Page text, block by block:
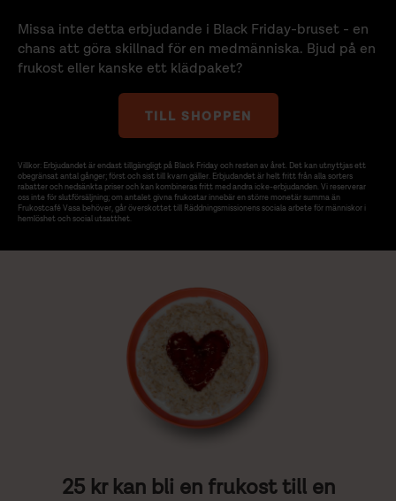
Missa inte detta erbjudande i Black Friday-bruset - en
chans att göra skillnad för en medmänniska. Bjud på en
frukost eller kanske ett klädpaket?
TILL SHOPPEN
Villkor: Erbjudandet är endast tillgängligt på Black Friday och resten av året. Det kan utnyttjas ett
obegränsat antal gånger; först och sist till kvarn gäller. Erbjudandet är helt fritt från alla sorters
rabatter och nedsänkta priser och kan kombineras fritt med andra icke-erbjudanden. Vi reserverar
oss inte för slutförsäljning; om antalet givna frukostar innebär en större monetär summa än
Frukostcafé Vasa behöver, går överskottet till Räddningsmissionens sociala arbete för människor i
hemlöshet och social utsatthet.
25 kr kan bli en frukost till en